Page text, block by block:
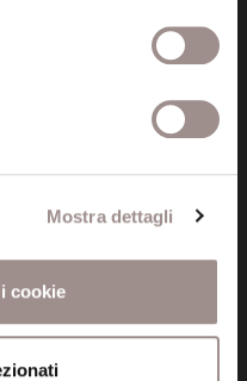
Mostra dettagli
cookie
(MO)